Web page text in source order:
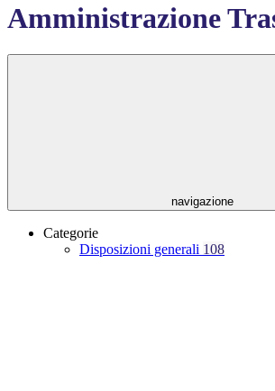
Amministrazione
navigazione
Categorie
Disposizioni generali 108